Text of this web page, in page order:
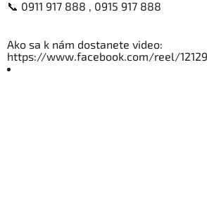
📞 0911 917 888 , 0915 917 888
Ako sa k nám dostanete video:
https://www.facebook.com/reel/